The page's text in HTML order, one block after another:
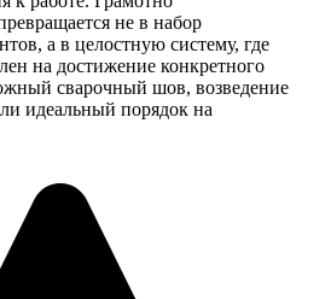
не в набор
а в целостную систему, где
на достижение конкретного
сварочный шов, возведение
идеальный порядок на